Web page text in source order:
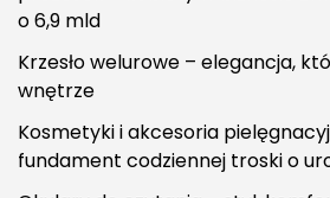
o 6,9 mld
Krzesło welurowe – elegancja,
wnętrze
Kosmetyki i akcesoria
fundament codziennej troski o